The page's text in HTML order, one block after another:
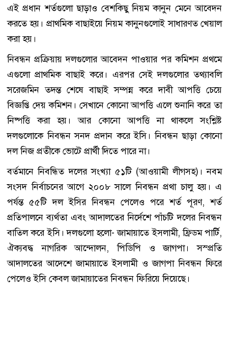
এই প্রধান শর্তগুলো ছাড়াও বেশকিছু নিয়ম কানুন মেনে আবেদন
করতে হয়। প্রাথমিক বাছাইয়ে নিয়ম কানুনগুলোই সাধারণত খেয়াল
করা হয়।
নিবন্ধন প্রক্রিয়ায় দলগুলোর আবেদন পাওয়ার পর কমিশন প্রথমে
এগুলো প্রাথমিক বাছাই করে। এরপর সেই দলগুলোর তথ্যাবলি
সরেজমিন তদন্ত শেষে বাছাই সম্পন্ন করে দাবী আপত্তি চেয়ে
বিজ্ঞপ্তি দেয় কমিশন। সেখানে কোনো আপত্তি এলে শুনানি করে তা
নিষ্পত্তি করা হয়। আর কোনো আপত্তি না থাকলে সংশ্লিষ্ট
দলগুলোকে নিবন্ধন সনদ প্রদান করে ইসি। নিবন্ধন ছাড়া কোনো
দল নিজ প্রতীকে ভোটে প্রার্থী দিতে পারে না।
বর্তমানে নিবন্ধিত দলের সংখ্যা ৫১টি (আওয়ামী লীগসহ)। নবম
সংসদ নির্বাচনের আগে ২০০৮ সালে নিবন্ধন প্রথা চালু হয়। এ
পর্যন্ত ৫৫টি দল ইসির নিবন্ধন পেলেও পরে শর্ত পূরণ, শর্ত
প্রতিপালনে ব্যর্থতা এবং আদালতের নির্দেশে পাঁচটি দলের নিবন্ধন
বাতিল করে ইসি। দলগুলো হলো- জামায়াতে ইসলামী, ফ্রিডম পার্টি,
ঐক্যবদ্ধ নাগরিক আন্দোলন, পিডিপি ও জাগপা। সস্প্রতি
আদালতের আদেশে জামায়াতে ইসলামী ও জাগপা নিবন্ধন ফিরে
পেলেও ইসি কেবল জামায়াতের নিবন্ধন ফিরিয়ে দিয়েছে।